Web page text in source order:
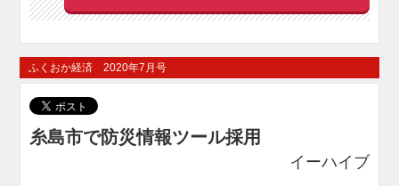
ふくおか経済 2020年7月号
糸島市で防災情報ツール採用
イーハイブ